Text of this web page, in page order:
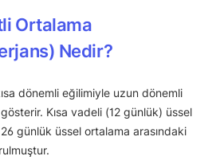
Ortalama
Nedir?
dönemli eğilimiyle uzun dönemli
Kısa vadeli (12 günlük) üssel
günlük üssel ortalama arasındaki